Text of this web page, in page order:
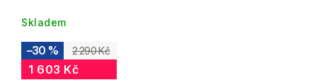
Skladem
2 290 Kč
–30 %
1 603 Kč